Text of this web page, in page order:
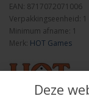
EAN: 8717072071006
Verpakkingseenheid: 1
Minimum afname: 1
Merk: HOT Games
Deze